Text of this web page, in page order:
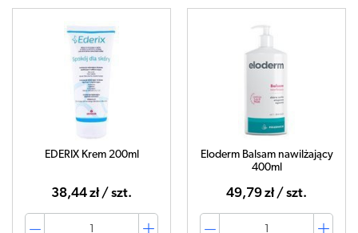
EDERIX Krem 200ml
38,44 zł / szt.
Eloderm Balsam nawilżający
400ml
49,79 zł / szt.